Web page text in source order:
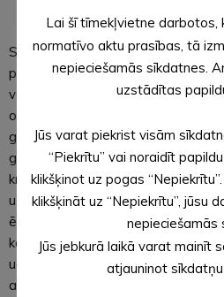
Skolas ēka ir valsts nozīmes
pārbūves gaitā darbi veikti ar lielu
vēsturiskām detaļām, piemēram,
oriģinālās grīdas flīzes, saglabātas
grīdas mācību telpās un vairākos
grīdlīstes, piecas podiņkrāsnis.
krāsojumu fragmenti iekštelpās.
uzbūvēta abus korpusus
ērtu un drošu vides pieejamību.
kabinetos, elektroapgādes un
ugunsgrēka atklāšanas un
atbilstoša zibensaizsardzības
Lai šī tīmekļvietne darbotos,
normatīvo aktu prasības, tā
nepieciešamās sīkdatnes.
uzstādītas
Jūs varat piekrist visām
“Piekrītu” vai noraidīt
klikšķinot uz pogas
klikšķināt uz “Nepiekrītu”, jūsu
nepieciešamās
Jūs jebkurā laikā varat mainīt
atjauninot